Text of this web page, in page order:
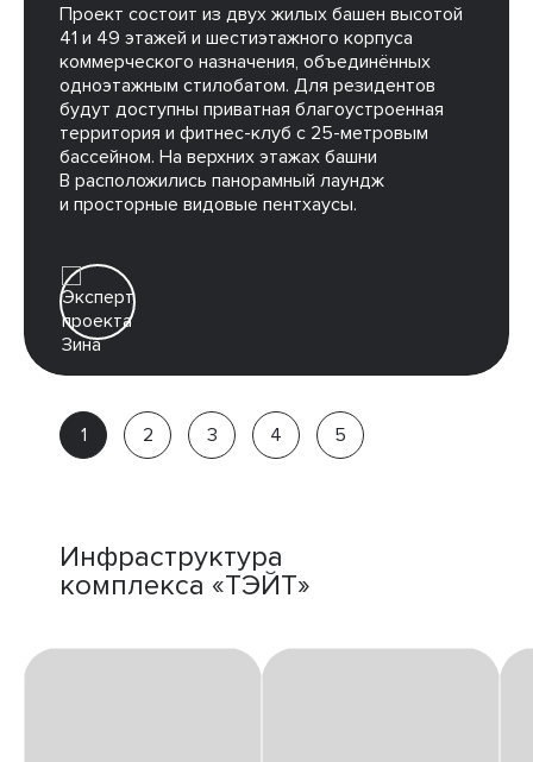
Проект состоит из двух жилых башен высотой
41 и 49 этажей и шестиэтажного корпуса
коммерческого назначения, объединённых
одноэтажным стилобатом. Для резидентов
будут доступны приватная благоустроенная
территория и фитнес-клуб с 25-метровым
бассейном. На верхних этажах башни
В расположились панорамный лаундж
и просторные видовые пентхаусы.
Партнёр
компании
Инфраструктура
комплекса «ТЭЙТ»